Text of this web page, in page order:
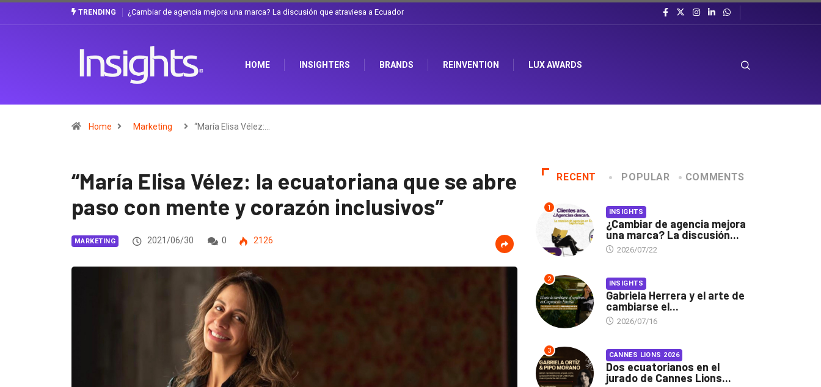
TRENDING Gabriela Herrera y el arte de cambiarse el sombrero en Corporación Favorita
HOME INSIGHTERS BRANDS REINVENTION LUX AWARDS
Home Marketing “María Elisa Vélez:…
“María Elisa Vélez: la ecuatoriana que se abre
paso con mente y corazón inclusivos”
MARKETING 2021/06/30 0 2126
RECENT POPULAR COMMENTS
1 INSIGHTS
¿Cambiar de agencia mejora
una marca? La discusión...
2026/07/22
2 INSIGHTS
Gabriela Herrera y el arte de
cambiarse el...
2026/07/16
3 CANNES LIONS 2026
Dos ecuatorianos en el
jurado de Cannes Lions...